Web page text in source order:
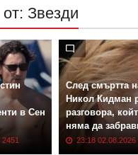
Звезди
в Сен
2451
След смъртта
Никол Кидман
разговора,
няма да
23:18 02.08.2026